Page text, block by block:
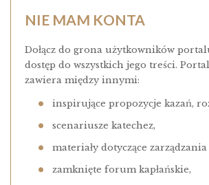
NIE MAM KONTA
Dołącz do grona użytkowników
dostęp do wszystkich jego treści.
zawiera między innymi:
inspirujące propozycje kazań,
scenariusze katechez,
materiały dotyczące
zamknięte forum kapłańskie,